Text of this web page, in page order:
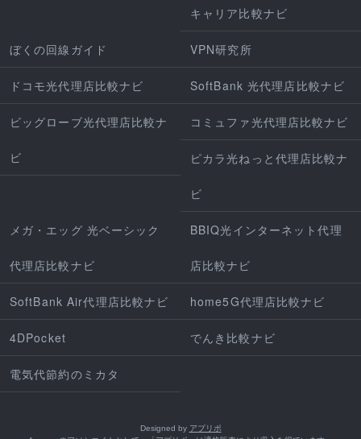
キャリア比較ナビ
ぼくの回線ガイド VPN研究所
ドコモ光代理店比較ナビ SoftBank 光代理店比較ナビ
ビッグローブ光代理店比較ナ
ビ
コミュファ光代理店比較ナビ
ピカラ光ねっと代理店比較ナ
ビ
メガ・エッグ 光ベーシック
代理店比較ナビ
BBIQ光インターネット代理
店比較ナビ
SoftBank Air代理店比較ナビ home5G代理店比較ナビ
4DPocket でんき比較ナビ
電気代節約のミカタ
Designed by アプリポ